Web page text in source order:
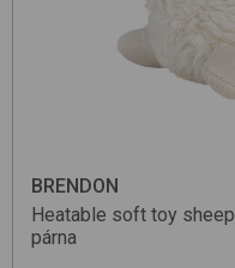
BRENDON
Heatable soft toy sheep
párna